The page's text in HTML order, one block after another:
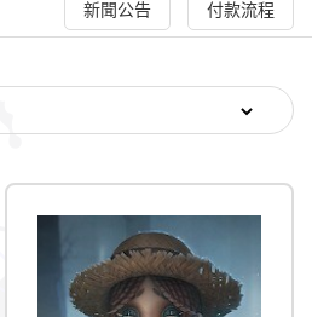
新聞公告 付款流程